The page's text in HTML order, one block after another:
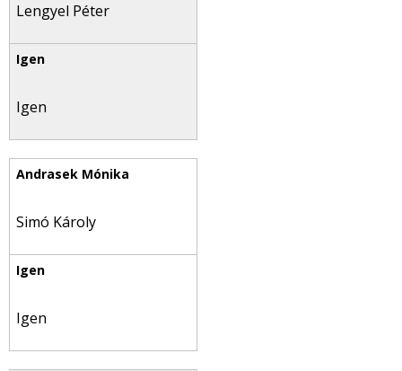
Lengyel Péter
Igen
Simó Károly
Igen